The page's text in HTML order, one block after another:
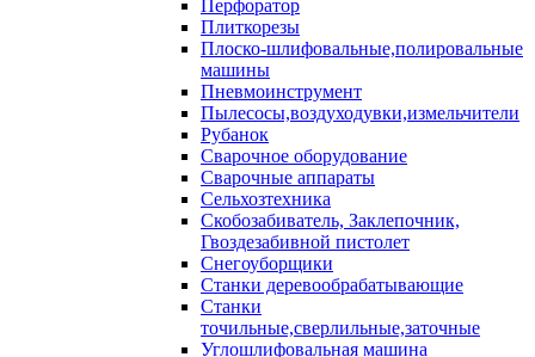
Перфоратор
Плиткорезы
Плоско-шлифовальные,полировальные
машины
Пневмоинструмент
Пылесосы,воздуходувки,измельчители
Рубанок
Сварочное оборудование
Сварочные аппараты
Сельхозтехника
Скобозабиватель, Заклепочник,
Гвоздезабивной пистолет
Снегоуборщики
Станки деревообрабатывающие
Станки
точильные,сверлильные,заточные
Углошлифовальная машина